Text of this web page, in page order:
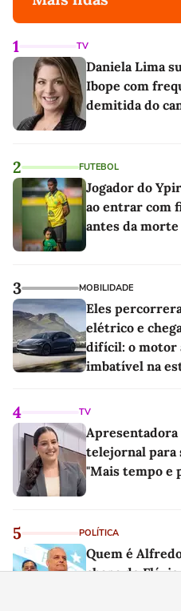
1 TV
Daniela Lima
Ibope com
demitida do
2 FUTEBOL
Jogador do
ao entrar com
antes da morte
3 MOBILIDADE
Eles
elétrico e
difícil: o motor
imbatível na
4 TV
Apresentadora
telejornal para
"Mais tempo e
5 POLÍTICA
Quem é
chapa de